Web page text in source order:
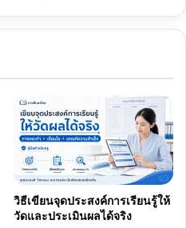
วิธีเขียนจุดประสงค์การเรียนรู้ให้
วัดและประเมินผลได้จริง